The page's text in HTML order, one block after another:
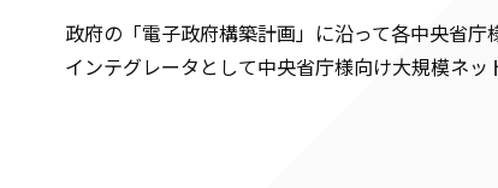
政府の「電子政府構築計画」に沿って各中央省
インテグレータとして中央省庁様向け大規模ネ